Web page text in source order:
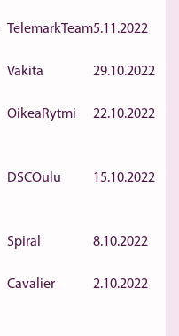
TelemarkTeam5.11.2022
Vakita 29.10.2022
OikeaRytmi 22.10.2022
DSCOulu 15.10.2022
Spiral 8.10.2022
Cavalier 2.10.2022